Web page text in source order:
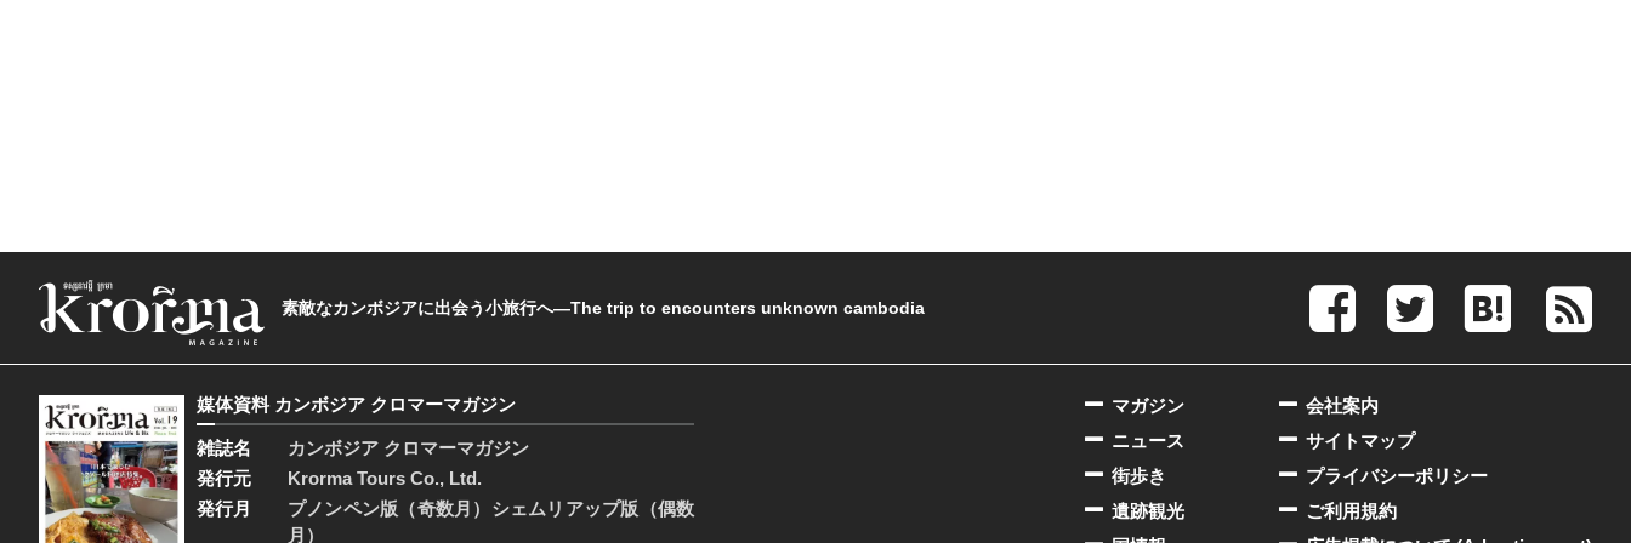
素敵なカンボジアに出会う小旅行へ―The trip to encounters unknown cambodia
媒体資料 カンボジア クロマーマガジン
雑誌名
カンボジア クロマーマガジン
発行元
Krorma Tours Co., Ltd.
発行月
プノンペン版（奇数月）シェムリアップ版（偶数
月）
会社案内
サイトマップ
プライバシーポリシー
ご利用規約
マガジン
ニュース
街歩き
遺跡観光